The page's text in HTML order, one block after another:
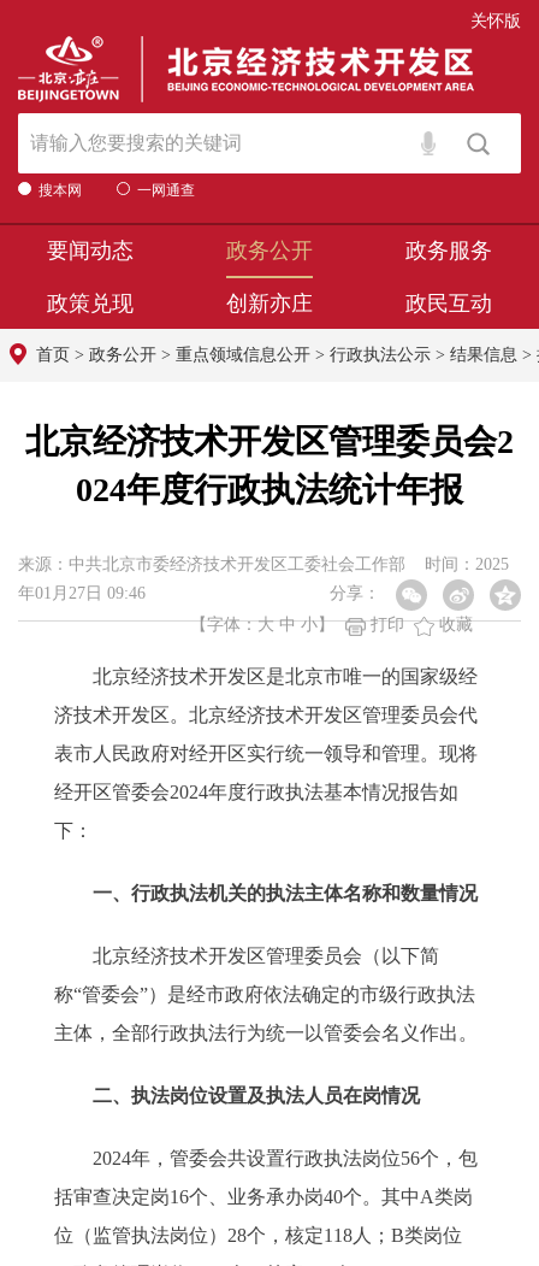
关怀版
搜本网 一网通查
要闻动态 政务公开 政务服务
政策兑现 创新亦庄 政民互动
首页 > 政务公开 > 重点领域信息公开 > 行政执法公示 > 结果信息 >
北京经济技术开发区管理委员会2
024年度行政执法统计年报
来源：中共北京市委经济技术开发区工委社会工作部 时间：2025
年01月27日 09:46
分享：
【字体：大 中 小】 打印 收藏
北京经济技术开发区是北京市唯一的国家级经
济技术开发区。北京经济技术开发区管理委员会代
表市人民政府对经开区实行统一领导和管理。现将
经开区管委会2024年度行政执法基本情况报告如
下：
一、行政执法机关的执法主体名称和数量情况
北京经济技术开发区管理委员会（以下简
称“管委会”）是经市政府依法确定的市级行政执法
主体，全部行政执法行为统一以管委会名义作出。
二、执法岗位设置及执法人员在岗情况
2024年，管委会共设置行政执法岗位56个，包
括审查决定岗16个、业务承办岗40个。其中A类岗
位（监管执法岗位）28个，核定118人；B类岗位